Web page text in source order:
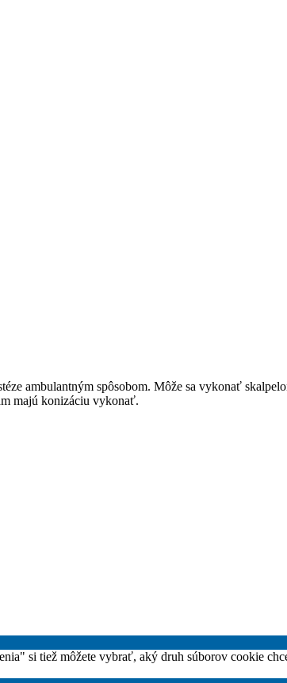
ambulantným spôsobom. Môže sa vykonať
majú konizáciu vykonať.
si tiež môžete vybrať, aký druh súborov cookie